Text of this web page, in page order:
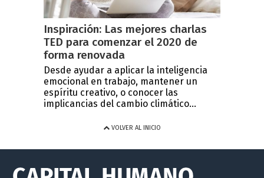
Inspiración: Las mejores charlas
TED para comenzar el 2020 de
forma renovada
Desde ayudar a aplicar la inteligencia
emocional en trabajo, mantener un
espíritu creativo, o conocer las
implicancias del cambio climático...
VOLVER AL INICIO